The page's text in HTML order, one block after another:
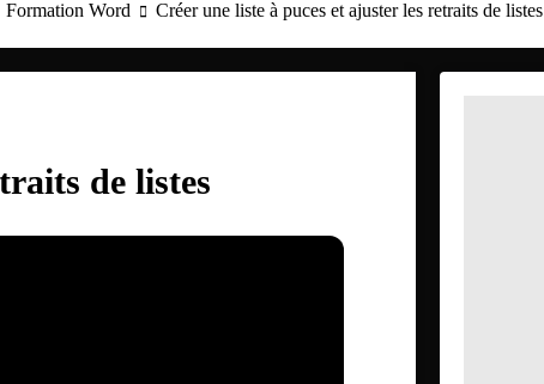
Formation Word Créer une liste à puces et ajuster les retraits de listes
de listes